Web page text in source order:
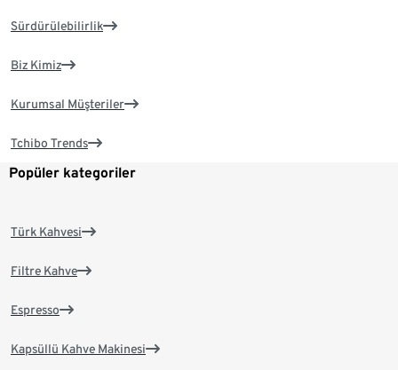
Sürdürülebilirlik
Biz Kimiz
Kurumsal Müşteriler
Tchibo Trends
Popüler kategoriler
Türk Kahvesi
Filtre Kahve
Espresso
Kapsüllü Kahve Makinesi